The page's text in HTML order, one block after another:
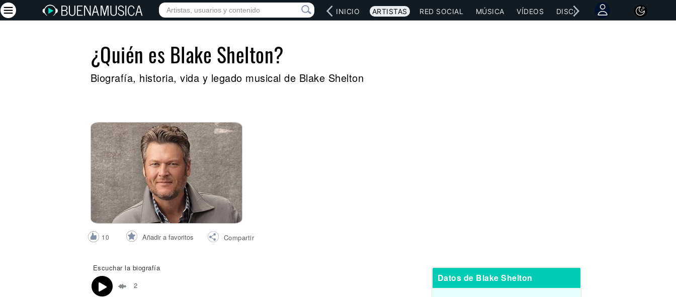
INICIO ARTISTAS RED SOCIAL MÚSICA VÍDEOS DISCOGRAFÍAS CONCIERTOS
¿Quién es Blake Shelton?
Biografía, historia, vida y legado musical de Blake Shelton
10 Añadir a favoritos Compartir
Escuchar la biografía
2
Datos de Blake Shelton